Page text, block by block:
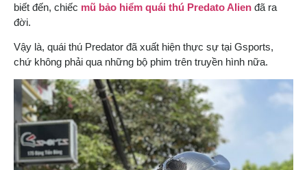
biết đến, chiếc mũ bảo hiểm quái thú Predato Alien đã ra
đời.
Vậy là, quái thú Predator đã xuất hiện thực sự tại Gsports,
chứ không phải qua những bộ phim trên truyền hình nữa.